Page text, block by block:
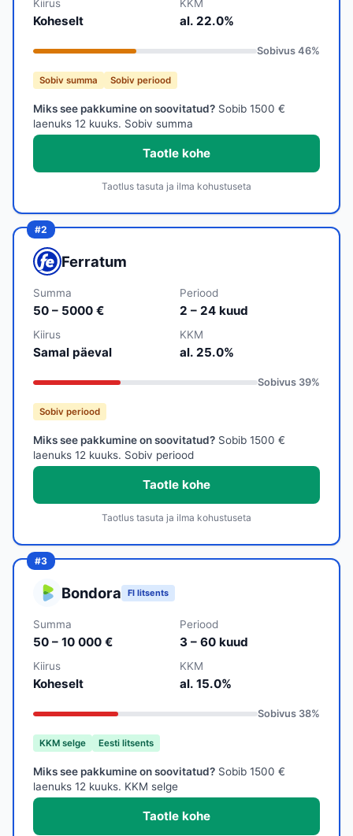
Kiirus
Koheselt
KKM
al. 22.0%
Sobivus 46%
Sobiv summa Sobiv periood
Miks see pakkumine on soovitatud? Sobib 1500 €
laenuks 12 kuuks. Sobiv summa
Taotle kohe
Taotlus tasuta ja ilma kohustuseta
Ferratum
Summa
50 – 5000 €
Periood
2 – 24 kuud
Kiirus
Samal päeval
KKM
al. 25.0%
Sobivus 39%
Sobiv periood
Miks see pakkumine on soovitatud? Sobib 1500 €
laenuks 12 kuuks. Sobiv periood
Taotle kohe
Taotlus tasuta ja ilma kohustuseta
Bondora FI litsents
Summa
50 – 10 000 €
Periood
3 – 60 kuud
Kiirus
Koheselt
KKM
al. 15.0%
Sobivus 38%
KKM selge Eesti litsents
Miks see pakkumine on soovitatud? Sobib 1500 €
laenuks 12 kuuks. KKM selge
Taotle kohe